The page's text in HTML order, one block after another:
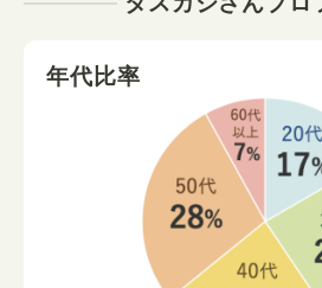
年代比率